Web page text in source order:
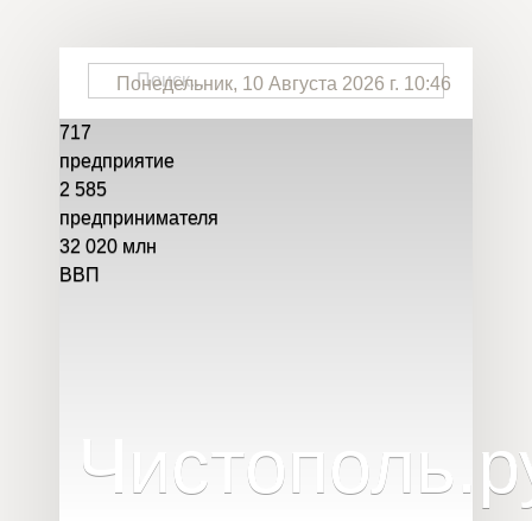
Понедельник, 10 Августа 2026 г. 10:46
717
предприятие
2 585
предпринимателя
32 020 млн
ВВП
Чистополь